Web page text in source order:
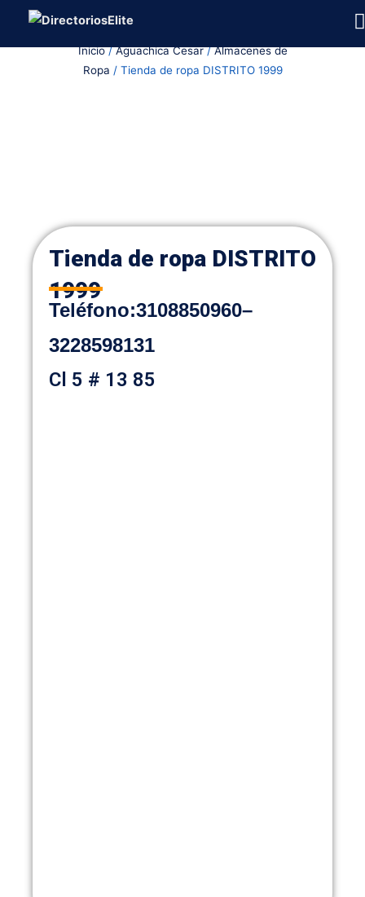
Inicio/Aguachica Cesar/Almacenes de
Ropa / Tienda de ropa DISTRITO 1999
Tienda de ropa DISTRITO
1999
Teléfono:3108850960–
3228598131
Cl 5 # 13 85